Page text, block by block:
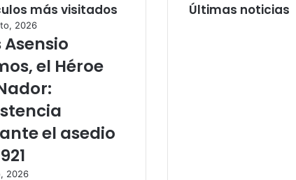
más visitados
2026
Asensio
el Héroe
el asedio
2026
Últimas noticias